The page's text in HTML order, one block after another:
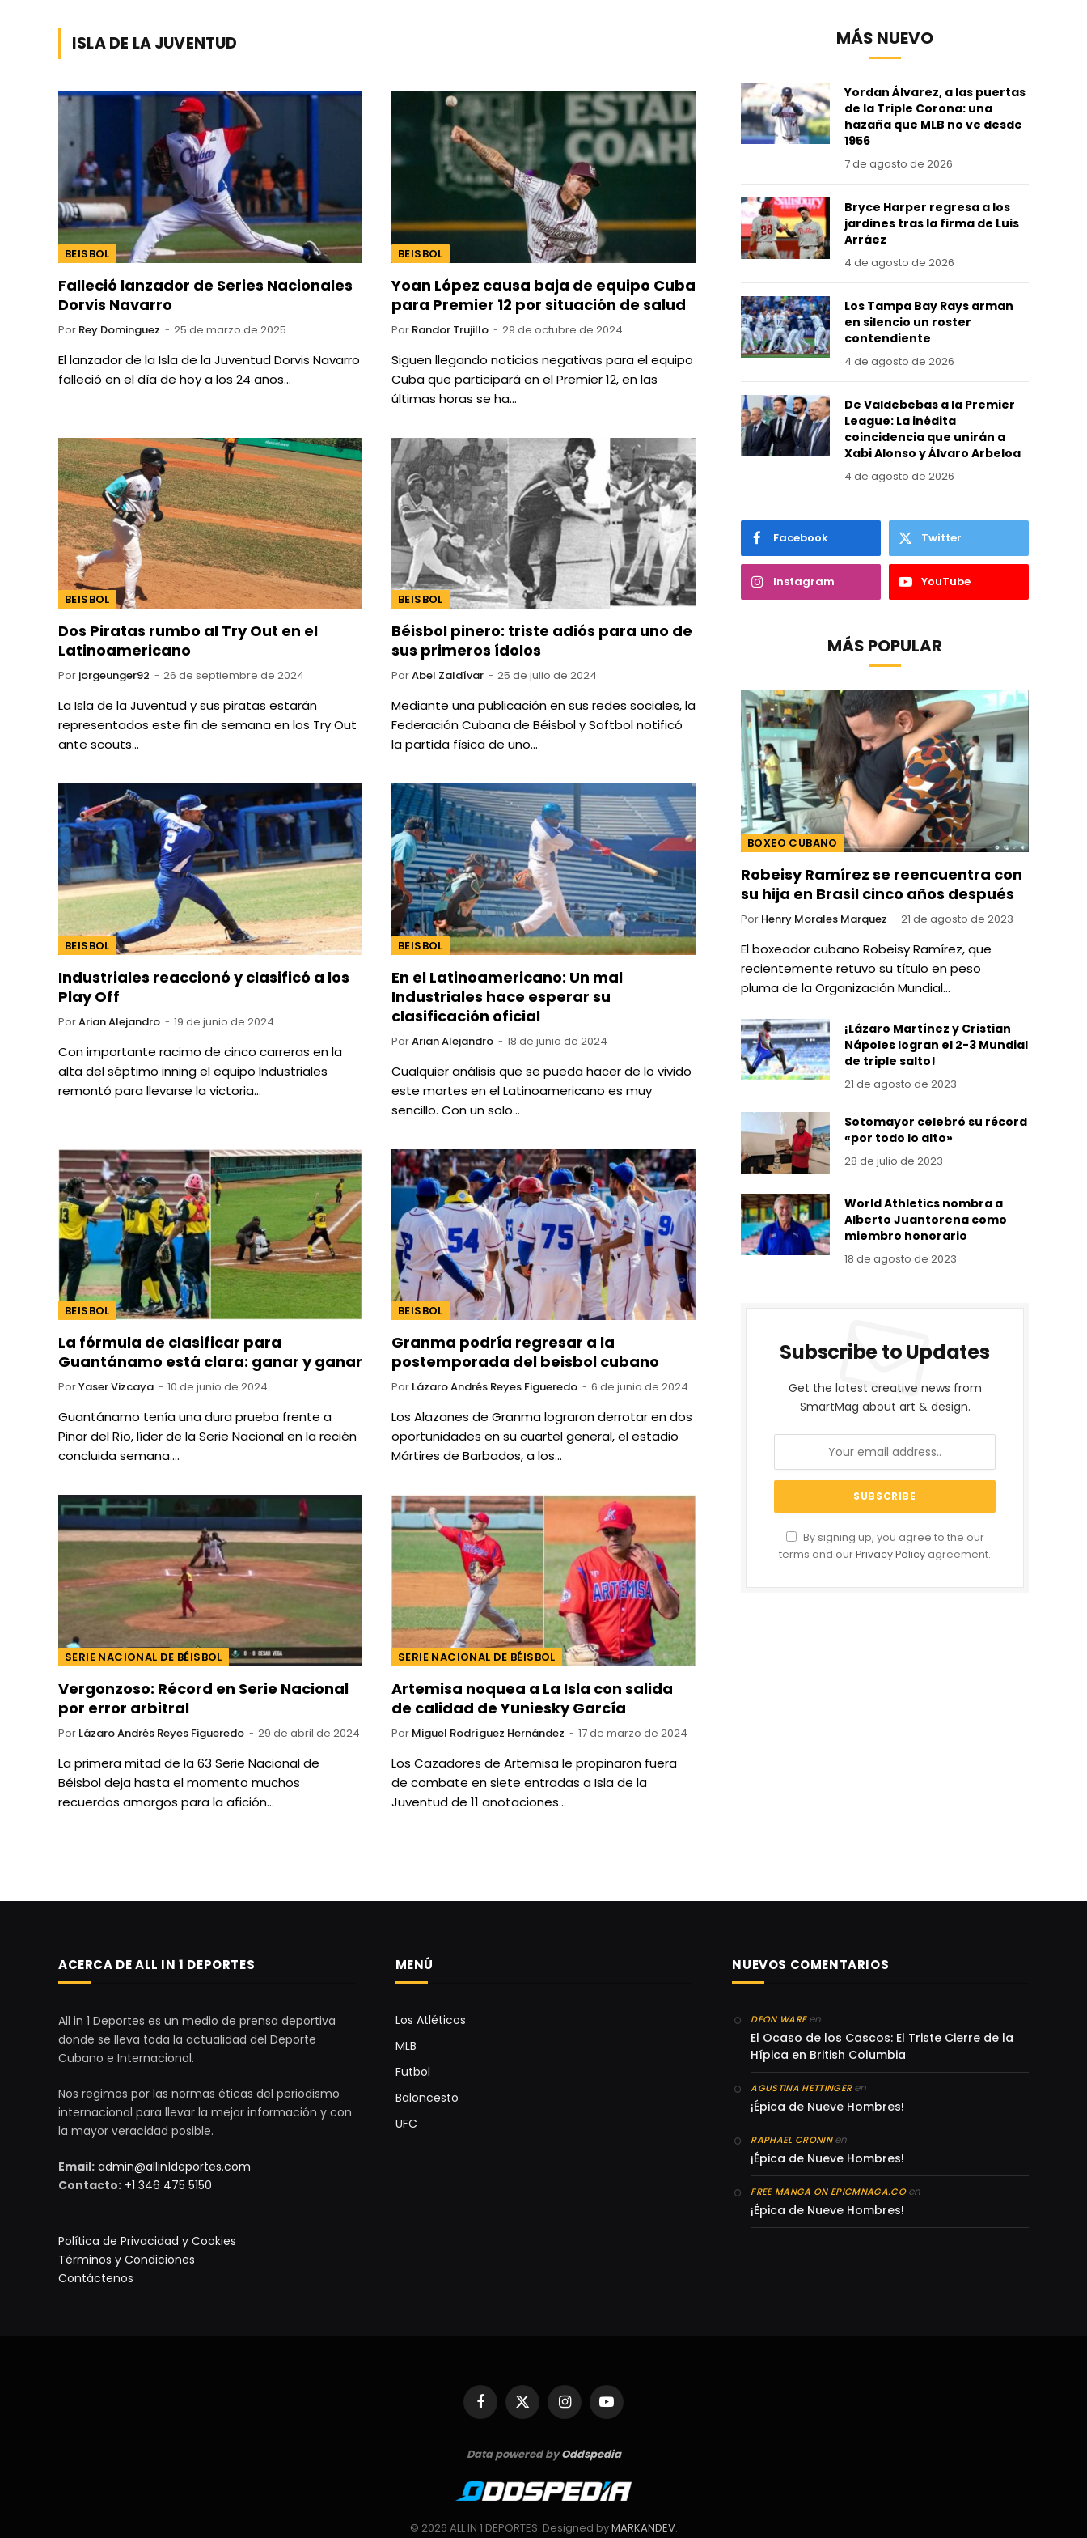
ISLA DE LA JUVENTUD
BEISBOL
Falleció lanzador de Series Nacionales
Dorvis Navarro
Por Rey Dominguez 25 de marzo de 2025
El lanzador de la Isla de la Juventud Dorvis Navarro
falleció en el día de hoy a los 24 años…
BEISBOL
Yoan López causa baja de equipo Cuba
para Premier 12 por situación de salud
Por Randor Trujillo 29 de octubre de 2024
Siguen llegando noticias negativas para el equipo
Cuba que participará en el Premier 12, en las
últimas horas se ha…
BEISBOL
Dos Piratas rumbo al Try Out en el
Latinoamericano
Por jorgeunger92 26 de septiembre de 2024
La Isla de la Juventud y sus piratas estarán
representados este fin de semana en los Try Out
ante scouts…
BEISBOL
Béisbol pinero: triste adiós para uno de
sus primeros ídolos
PorAbel Zaldívar 25 de julio de 2024
Mediante una publicación en sus redes sociales, la
Federación Cubana de Béisbol y Softbol notificó
la partida física de uno…
BEISBOL
Industriales reaccionó y clasificó a los
Play Off
PorArian Alejandro 19 de junio de 2024
Con importante racimo de cinco carreras en la
alta del séptimo inning el equipo Industriales
remontó para llevarse la victoria…
BEISBOL
En el Latinoamericano: Un mal
Industriales hace esperar su
clasificación oficial
PorArian Alejandro 18 de junio de 2024
Cualquier análisis que se pueda hacer de lo vivido
este martes en el Latinoamericano es muy
sencillo. Con un solo…
BEISBOL
La fórmula de clasificar para
Guantánamo está clara: ganar y ganar
PorYaser Vizcaya 10 de junio de 2024
Guantánamo tenía una dura prueba frente a
Pinar del Río, líder de la Serie Nacional en la recién
concluida semana.…
BEISBOL
Granma podría regresar a la
postemporada del beisbol cubano
Por Lázaro Andrés Reyes Figueredo 6 de junio de 2024
Los Alazanes de Granma lograron derrotar en dos
oportunidades en su cuartel general, el estadio
Mártires de Barbados, a los…
SERIE NACIONAL DE BÉISBOL
Vergonzoso: Récord en Serie Nacional
por error arbitral
Por Lázaro Andrés Reyes Figueredo 29 de abril de 2024
La primera mitad de la 63 Serie Nacional de
Béisbol deja hasta el momento muchos
recuerdos amargos para la afición…
SERIE NACIONAL DE BÉISBOL
Artemisa noquea a La Isla con salida
de calidad de Yuniesky García
Por Miguel Rodríguez Hernández 17 de marzo de 2024
Los Cazadores de Artemisa le propinaron fuera
de combate en siete entradas a Isla de la
Juventud de 11 anotaciones…
MÁS NUEVO
Yordan Álvarez, a las puertas
de la Triple Corona: una
hazaña que MLB no ve desde
1956
7 de agosto de 2026
Bryce Harper regresa a los
jardines tras la firma de Luis
Arráez
4 de agosto de 2026
Los Tampa Bay Rays arman
en silencio un roster
contendiente
4 de agosto de 2026
De Valdebebas a la Premier
League: La inédita
coincidencia que unirán a
Xabi Alonso y Álvaro Arbeloa
4 de agosto de 2026
Facebook Twitter
Instagram YouTube
MÁS POPULAR
BOXEO CUBANO
Robeisy Ramírez se reencuentra con
su hija en Brasil cinco años después
Por Henry Morales Marquez 21 de agosto de 2023
El boxeador cubano Robeisy Ramírez, que
recientemente retuvo su título en peso
pluma de la Organización Mundial…
¡Lázaro Martínez y Cristian
Nápoles logran el 2-3 Mundial
de triple salto!
21 de agosto de 2023
Sotomayor celebró su récord
«por todo lo alto»
28 de julio de 2023
World Athletics nombra a
Alberto Juantorena como
miembro honorario
18 de agosto de 2023
Subscribe to Updates
Get the latest creative news from
SmartMag about art & design.
By signing up, you agree to the our
terms and ourPrivacy Policy agreement.
ACERCA DE ALL IN 1 DEPORTES
All in 1 Deportes es un medio de prensa deportiva
donde se lleva toda la actualidad del Deporte
Cubano e Internacional.
Nos regimos por las normas éticas del periodismo
internacional para llevar la mejor información y con
la mayor veracidad posible.
Email: admin@allin1deportes.com
Contacto: +1 346 475 5150
Política de Privacidad y Cookies
Términos y Condiciones
Contáctenos
MENÚ
Los Atléticos
MLB
Futbol
Baloncesto
UFC
NUEVOS COMENTARIOS
DEON WAREen
El Ocaso de los Cascos: El Triste Cierre de la
Hípica en British Columbia
AGUSTINA HETTINGERen
¡Épica de Nueve Hombres!
RAPHAEL CRONINen
¡Épica de Nueve Hombres!
FREE MANGA ON EPICMNAGA.COen
¡Épica de Nueve Hombres!
Facebook
X
(Twitter)
InstagramYouTube
Data powered byOddspedia
© 2026 ALL IN 1 DEPORTES. Designed byMARKANDEV.